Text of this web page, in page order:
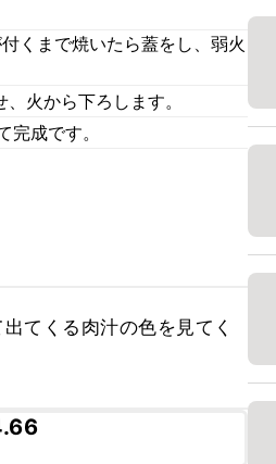
くまで焼いたら蓋をし、弱火
火から下ろします。
成です。
てくる肉汁の色を見てく